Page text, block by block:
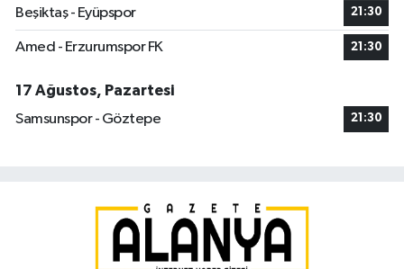
Beşiktaş - Eyüpspor 21:30
Amed - Erzurumspor FK 21:30
17 Ağustos, Pazartesi
Samsunspor - Göztepe
21:30